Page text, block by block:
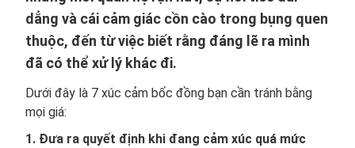
dẳng và cái cảm giác cồn cào trong bụng quen
thuộc, đến từ việc biết rằng đáng lẽ ra mình
đã có thể xử lý khác đi.
Dưới đây là 7 xúc cảm bốc đồng bạn cần tránh bằng
mọi giá:
1. Đưa ra quyết định khi đang cảm xúc quá mức